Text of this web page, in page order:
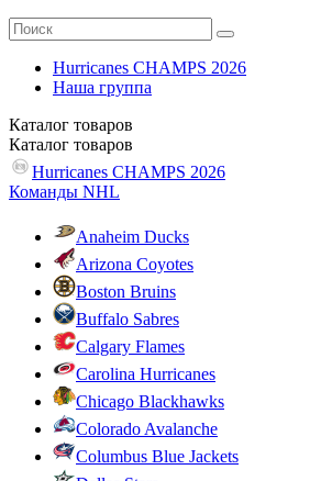
Hurricanes CHAMPS 2026
Наша группа
Каталог товаров
Каталог товаров
Hurricanes CHAMPS 2026
Команды NHL
Anaheim Ducks
Arizona Coyotes
Boston Bruins
Buffalo Sabres
Calgary Flames
Carolina Hurricanes
Chicago Blackhawks
Colorado Avalanche
Columbus Blue Jackets